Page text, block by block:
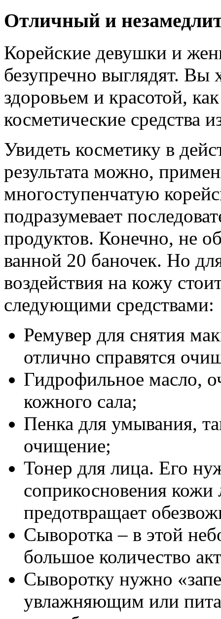
Отличный и
Корейские девушки и
безупречно выглядят. Вы
здоровьем и красотой,
косметические средства
Увидеть косметику в
результата можно,
многоступенчатую
подразумевает
продуктов. Конечно, не
ванной 20 баночек. Но
воздействия на кожу
следующими средствами:
Ремувер для снятия
отлично справятся
Гидрофильное масло,
кожного сала;
Пенка для умывания,
очищение;
Тонер для лица. Его
соприкосновения
предотвращает
Сыворотка – в этой
большое количество
Сыворотку нужно
увлажняющим или